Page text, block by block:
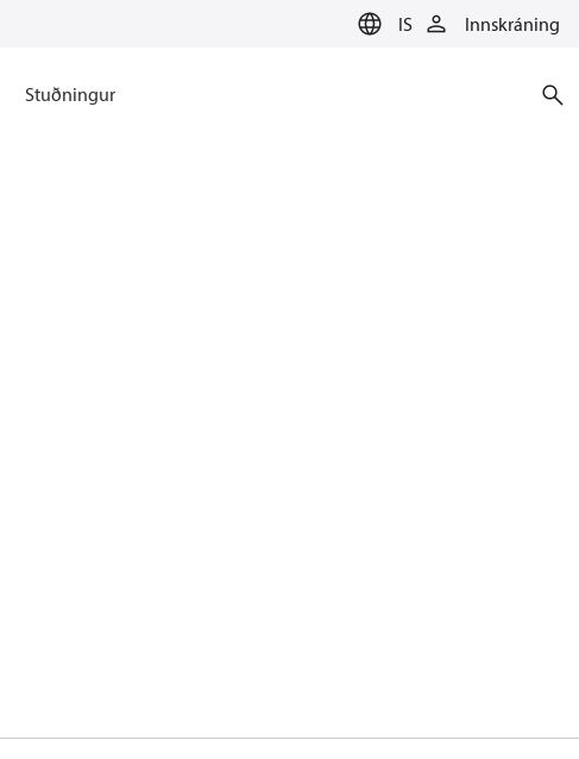
IS Innskráning
Stuðningur